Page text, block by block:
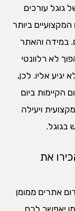
גוגל עורכים
ביותר
במידה והאתר
לא רלוונטי
אליו. לכן,
הקיימות ביום
ויעילה
בגוגל.
את
אתרים ממומן